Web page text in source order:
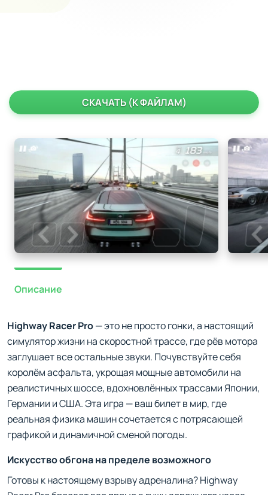
СКАЧАТЬ (К ФАЙЛАМ)
Описание
Highway Racer Pro— это не просто гонки, а настоящий
симулятор жизни на скоростной трассе, где рёв мотора
заглушает все остальные звуки. Почувствуйте себя
королём асфальта, укрощая мощные автомобили на
реалистичных шоссе, вдохновлённых трассами Японии,
Германии и США. Эта игра — ваш билет в мир, где
реальная физика машин сочетается с потрясающей
графикой и динамичной сменой погоды.
Искусство обгона на пределе возможного
Готовы к настоящему взрыву адреналина? Highway